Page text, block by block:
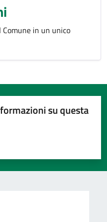
in un unico
su questa
5